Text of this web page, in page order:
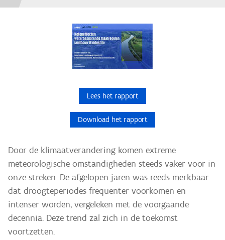
Lees het rapport
Download het rapport
Door de klimaatverandering komen extreme
meteorologische omstandigheden steeds vaker voor in
onze streken. De afgelopen jaren was reeds merkbaar
dat droogteperiodes frequenter voorkomen en
intenser worden, vergeleken met de voorgaande
decennia. Deze trend zal zich in de toekomst
voortzetten.